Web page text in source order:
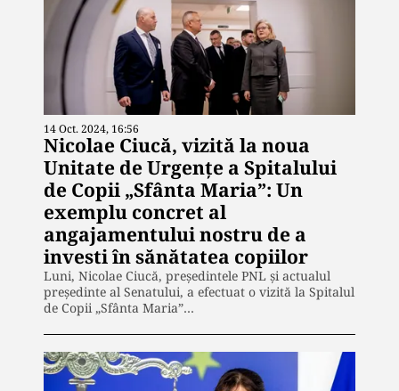
14 Oct. 2024, 16:56
Nicolae Ciucă, vizită la noua
Unitate de Urgențe a Spitalului
de Copii „Sfânta Maria”: Un
exemplu concret al
angajamentului nostru de a
investi în sănătatea copiilor
Luni, Nicolae Ciucă, președintele PNL și actualul
președinte al Senatului, a efectuat o vizită la Spitalul
de Copii „Sfânta Maria”…